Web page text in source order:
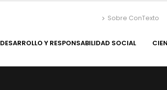
Sobre ConTexto
DESARROLLO Y RESPONSABILIDAD SOCIAL